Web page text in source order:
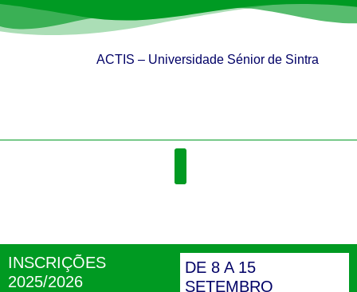
ACTIS – Universidade Sénior de Sintra
INSCRIÇÕES
2025/2026
DE 8 A 15
SETEMBRO